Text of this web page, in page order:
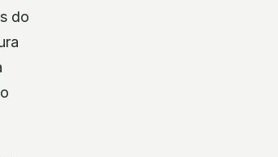
do